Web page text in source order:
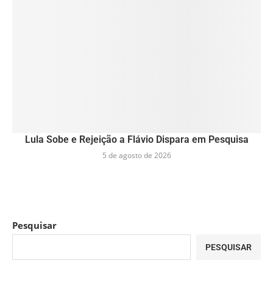
Lula Sobe e Rejeição a Flávio Dispara em Pesquisa
5 de agosto de 2026
Pesquisar
PESQUISAR